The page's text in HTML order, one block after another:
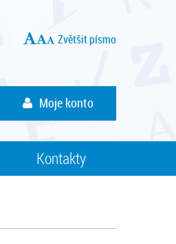
Zvětšit písmo
Moje konto
Kontakty